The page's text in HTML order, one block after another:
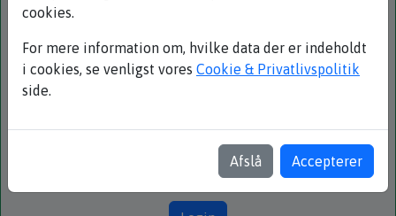
med medlemsnummer eller e-mail:
Brugernavn
Adgangskode
cookies.
For mere information om, hvilke data der er indeholdt
i cookies, se venligst vores Cookie & Privatlivspolitik
side.
Afslå Accepterer